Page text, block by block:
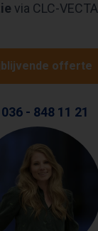
via CLC-VECTA
offerte
036 - 848 11 21